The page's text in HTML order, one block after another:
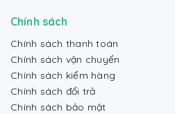
Chính sách
Chính sách thanh toán
Chính sách vận chuyển
Chính sách kiểm hàng
Chính sách đổi trả
Chính sách bảo mật